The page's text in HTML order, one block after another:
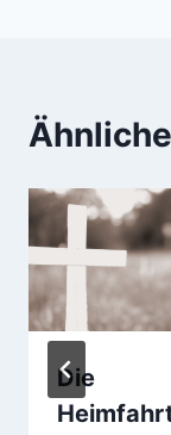
Die